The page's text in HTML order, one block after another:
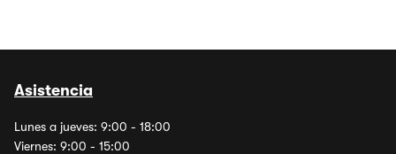
Asistencia
Lunes a jueves: 9:00 - 18:00
Viernes: 9:00 - 15:00